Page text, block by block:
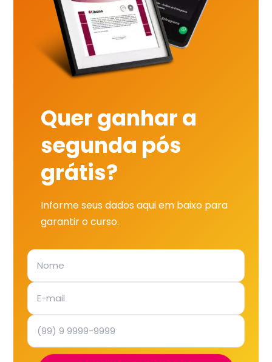
Quer ganhar a
segunda pós
grátis?
Informe seus dados aqui em baixo para
garantir o curso.